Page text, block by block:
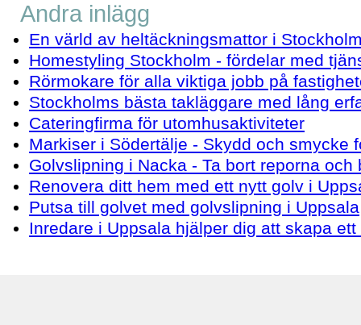
Andra inlägg
En värld av heltäckningsmattor i
Homestyling Stockholm - fördelar med
Rörmokare för alla viktiga jobb på
Stockholms bästa takläggare med lång
Cateringfirma för utomhusaktiviteter
Markiser i Södertälje - Skydd och smycke
Golvslipning i Nacka - Ta bort reporna och
Renovera ditt hem med ett nytt golv i
Putsa till golvet med golvslipning i Uppsala
Inredare i Uppsala hjälper dig att skapa